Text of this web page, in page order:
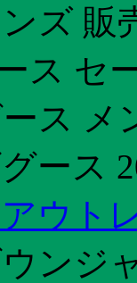
ズ 販
ス セ
ス
ース
ウト
ンジ